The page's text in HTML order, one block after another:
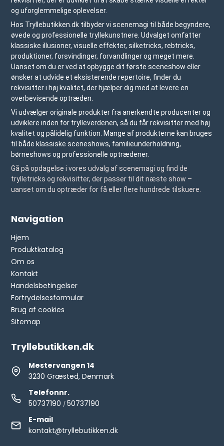
og uforglemmelige oplevelser.
Hos Tryllebutikken.dk tilbyder vi scenemagi til både begyndere,
øvede og professionelle tryllekunstnere. Udvalget omfatter
klassiske illusioner, visuelle effekter, silketricks, rebtricks,
produktioner, forsvindinger, forvandlinger og meget mere.
Uanset om du er ved at opbygge dit første sceneshow eller
ønsker at udvide et eksisterende repertoire, finder du
rekvisitter i høj kvalitet, der hjælper dig med at levere en
overbevisende optræden.
Vi udvælger originale produkter fra anerkendte producenter og
udviklere inden for trylleverdenen, så du får rekvisitter med høj
kvalitet og pålidelig funktion. Mange af produkterne kan bruges
til både klassiske sceneshows, familieunderholdning,
børneshows og professionelle optrædener.
Gå på opdagelse i vores udvalg af scenemagi og find de
trylletricks og rekvisitter, der passer til dit næste show –
uanset om du optræder for få eller flere hundrede tilskuere.
Navigation
Hjem
Produktkatalog
Om os
Kontakt
Handelsbetingelser
Fortrydelsesformular
Brug af cookies
Sitemap
Tryllebutikken.dk
Mestervangen 14
3230 Græsted, Denmark
Telefonnr.
50737190 /50737190
E-mail
kontakt@tryllebutikken.dk